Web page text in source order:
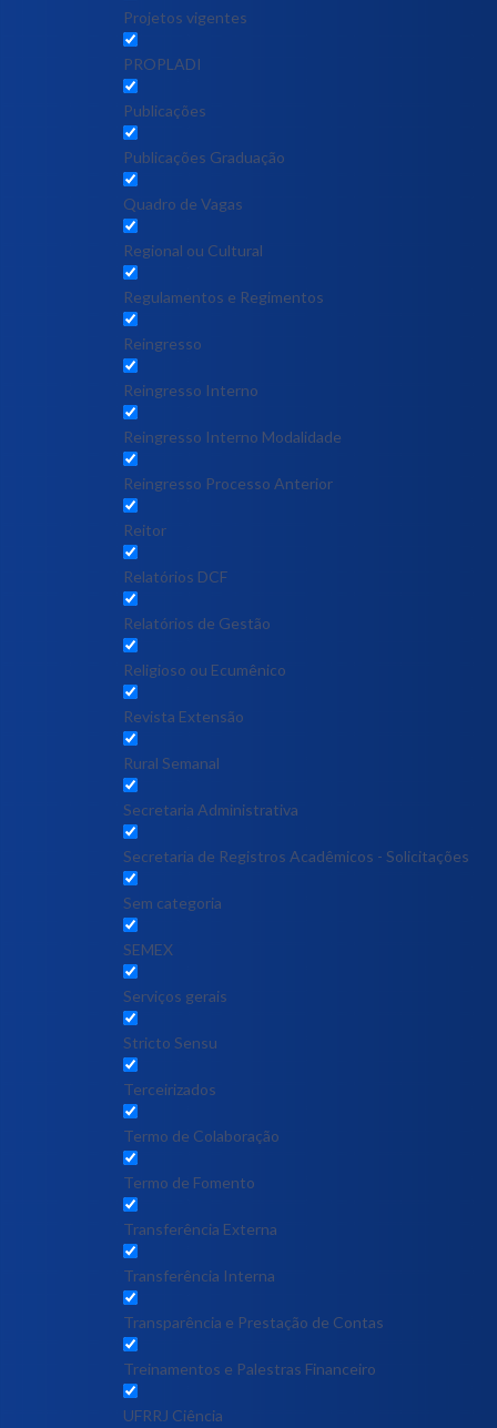
Projetos vigentes
PROPLADI
Publicações
Publicações Graduação
Quadro de Vagas
Regional ou Cultural
Regulamentos e Regimentos
Reingresso
Reingresso Interno
Reingresso Interno Modalidade
Reingresso Processo Anterior
Reitor
Relatórios DCF
Relatórios de Gestão
Religioso ou Ecumênico
Revista Extensão
Rural Semanal
Secretaria Administrativa
Secretaria de Registros Acadêmicos - Solicitações
Sem categoria
SEMEX
Serviços gerais
Stricto Sensu
Terceirizados
Termo de Colaboração
Termo de Fomento
Transferência Externa
Transferência Interna
Transparência e Prestação de Contas
Treinamentos e Palestras Financeiro
UFRRJ Ciência